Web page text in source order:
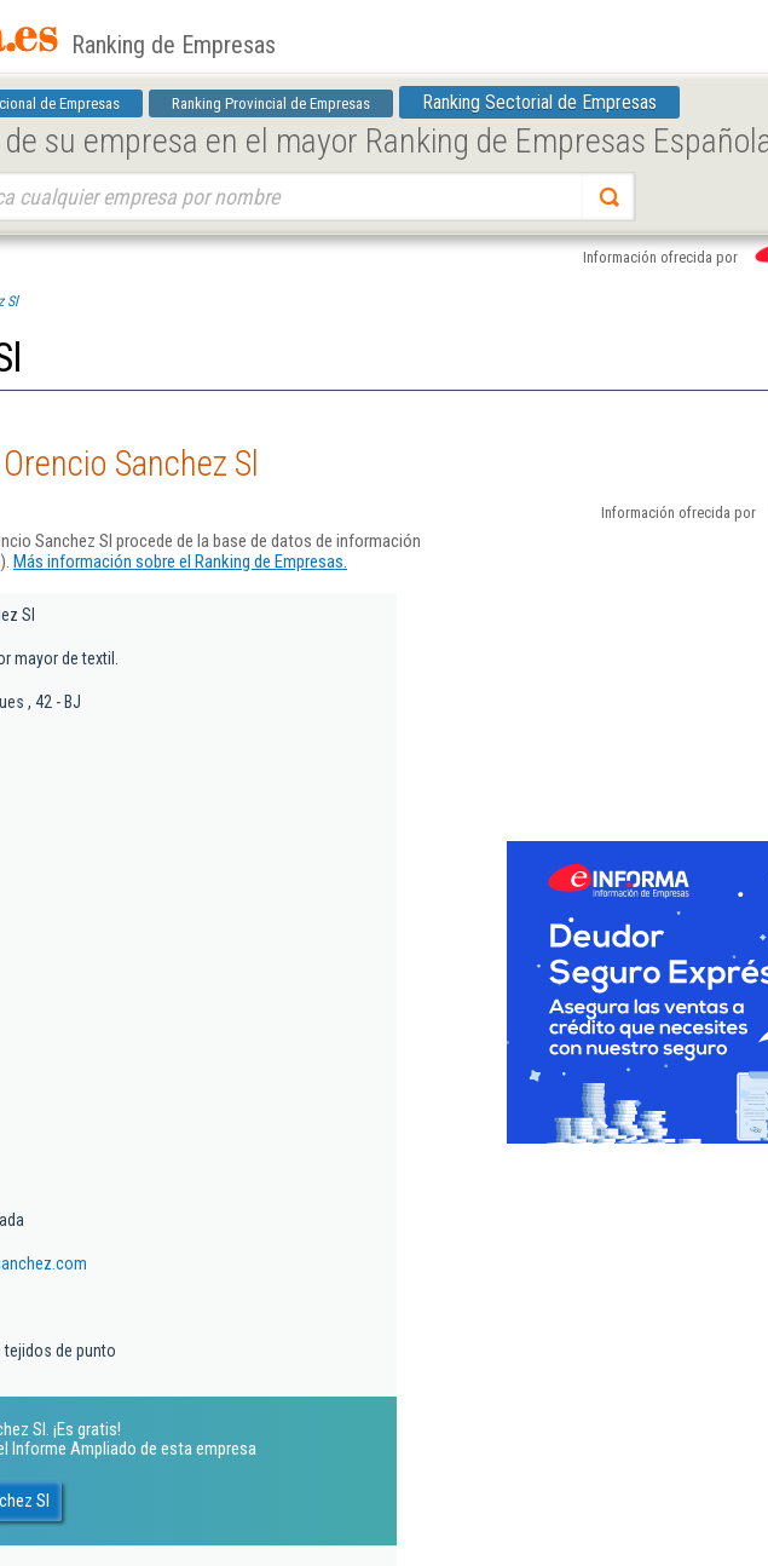
Ranking de Empresas
de Empresas Ranking Provincial de Empresas Ranking Sectorial de Empresas
su empresa en el mayor Ranking de Empresas
Información ofrecida por
Sl
Sanchez Sl
Información ofrecida por
Sanchez Sl procede de la base de datos de información
Más información sobre el Ranking de Empresas.
Sl
mayor de textil.
, 42 - BJ
tejidos de punto
Sl. ¡Es gratis!
Informe Ampliado de esta empresa
Sl